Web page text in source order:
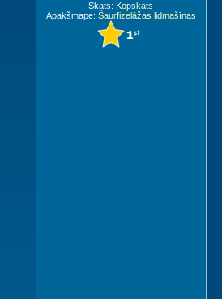
Skats: Kopskats
Apakšmape: Šaurfizelāžas lidmašīnas